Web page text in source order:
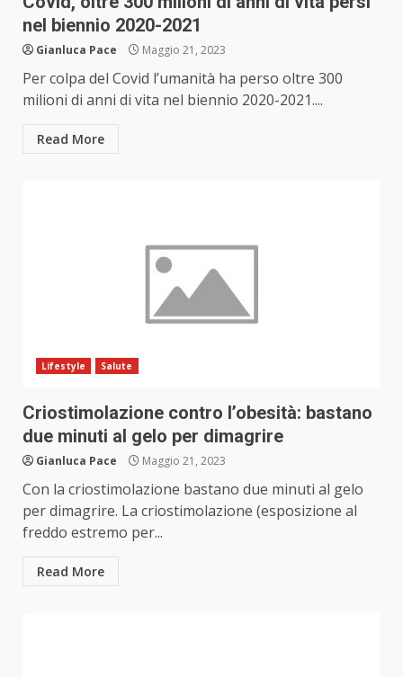
nel biennio 2020-2021
Gianluca Pace Maggio 21, 2023
Per colpa del Covid l’umanità ha perso oltre 300
milioni di anni di vita nel biennio 2020-2021....
Read More
Lifestyle Salute
Criostimolazione contro l’obesità: bastano
due minuti al gelo per dimagrire
Gianluca Pace Maggio 21, 2023
Con la criostimolazione bastano due minuti al gelo
per dimagrire. La criostimolazione (esposizione al
freddo estremo per...
Read More